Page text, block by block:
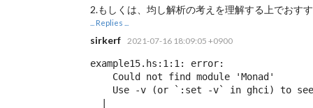
2.もしくは、均し解析の考えを理解する上でおす
... Replies ...
sirkerf 2021-07-16 18:09:05 +0900
example15.hs:1:1: error:
    Could not find module 'Monad'
Use -v (or `:set -v` in ghci) to